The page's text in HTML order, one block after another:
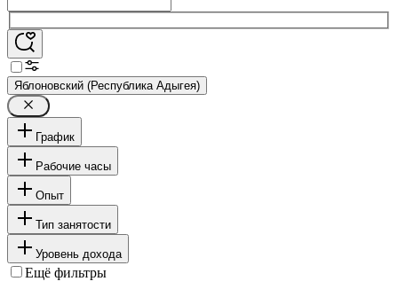
Яблоновский (Республика Адыгея)
График
Рабочие часы
Опыт
Тип занятости
Уровень дохода
Ещё фильтры